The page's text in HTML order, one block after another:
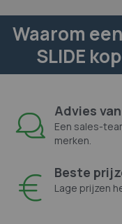
Waarom
SLIDE
Advies
Een sales-
merken.
Beste
Lage prijzen